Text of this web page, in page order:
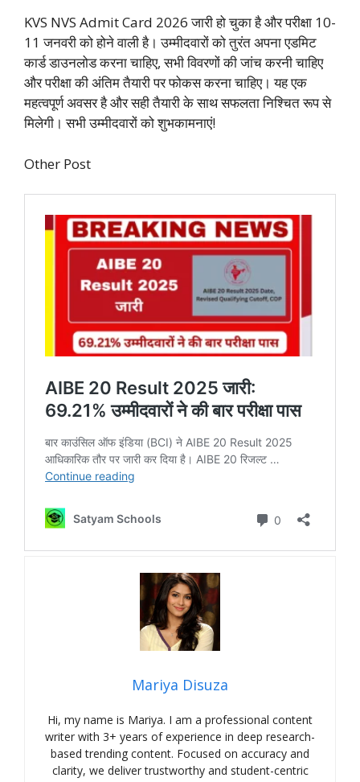
KVS NVS Admit Card 2026 जारी हो चुका है और परीक्षा 10-
11 जनवरी को होने वाली है। उम्मीदवारों को तुरंत अपना एडमिट
कार्ड डाउनलोड करना चाहिए, सभी विवरणों की जांच करनी चाहिए
और परीक्षा की अंतिम तैयारी पर फोकस करना चाहिए। यह एक
महत्वपूर्ण अवसर है और सही तैयारी के साथ सफलता निश्चित रूप से
मिलेगी। सभी उम्मीदवारों को शुभकामनाएं!
Other Post
Mariya Disuza
Hi, my name is Mariya. I am a professional content
writer with 3+ years of experience in deep research-
based trending content. Focused on accuracy and
clarity, we deliver trustworthy and student-centric